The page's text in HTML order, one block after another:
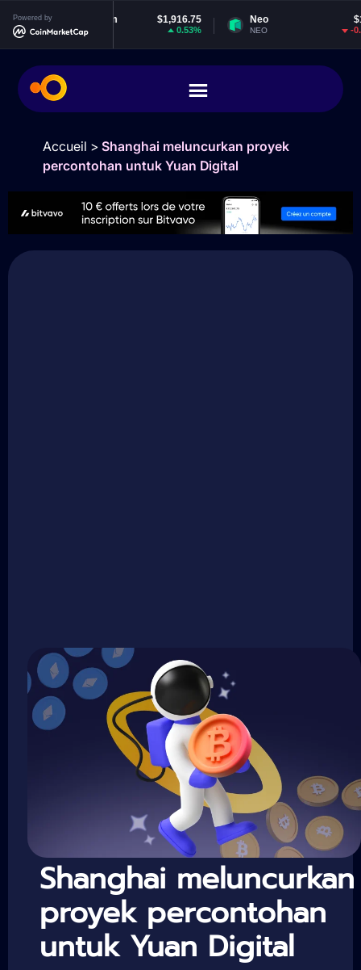
Powered by
Ethereum $1,916.75
ETH
Neo
Accueil > Shanghai meluncurkan proyek
percontohan untuk Yuan Digital
Shanghai meluncurkan
proyek percontohan
untuk Yuan Digital